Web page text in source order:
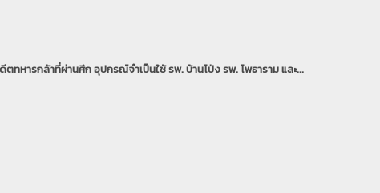
หารกล้าที่ผ่านศึก อุปกรณ์จำเป็นใช้ รพ. บ้านโป่ง รพ. โพธาราม และ...